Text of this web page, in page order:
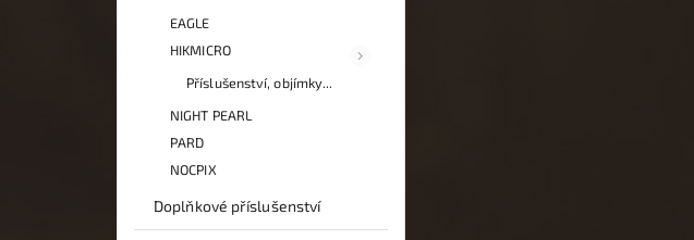
EAGLE
HIKMICRO
Příslušenství, objímky...
NIGHT PEARL
PARD
NOCPIX
Doplňkové příslušenství